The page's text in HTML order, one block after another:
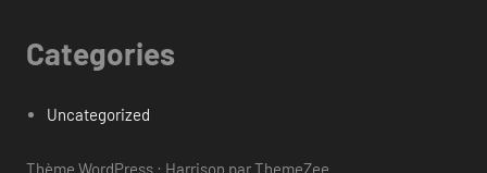
Categories
Uncategorized
Thème WordPress : Harrison par ThemeZee.